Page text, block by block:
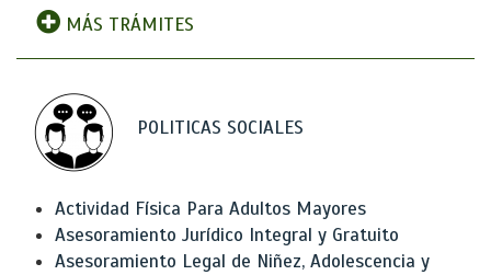
MÁS TRÁMITES
POLITICAS SOCIALES
Actividad Física Para Adultos Mayores
Asesoramiento Jurídico Integral y Gratuito
Asesoramiento Legal de Niñez, Adolescencia y